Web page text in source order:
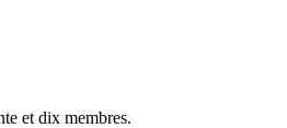
et dix membres.